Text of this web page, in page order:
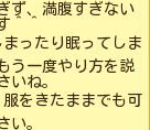
ず、満腹すぎない
＾＾
まったり眠ってしま
う一度やり方を説
いね。
服をきたままでも可
い。